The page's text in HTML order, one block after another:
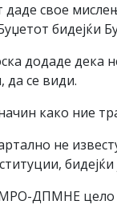
даде свое
бидејќи
додаде дека
да се види.
како ние
не
бидејќи
ДПМНЕ цело